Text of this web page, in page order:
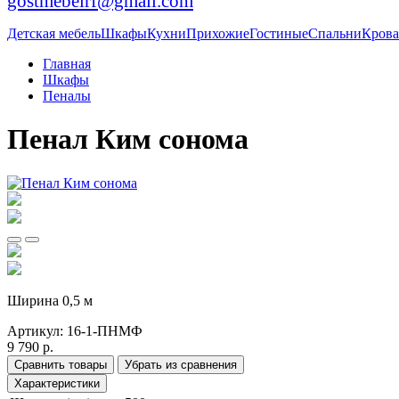
Детская мебельШкафыКухниПрихожиеГостиныеСпальни
Главная
Шкафы
Пеналы
Пенал Ким сонома
Ширина 0,5 м
Артикул: 16-1-ПНМФ
9 790 р.
Сравнить товары
Убрать из сравнения
Характеристики